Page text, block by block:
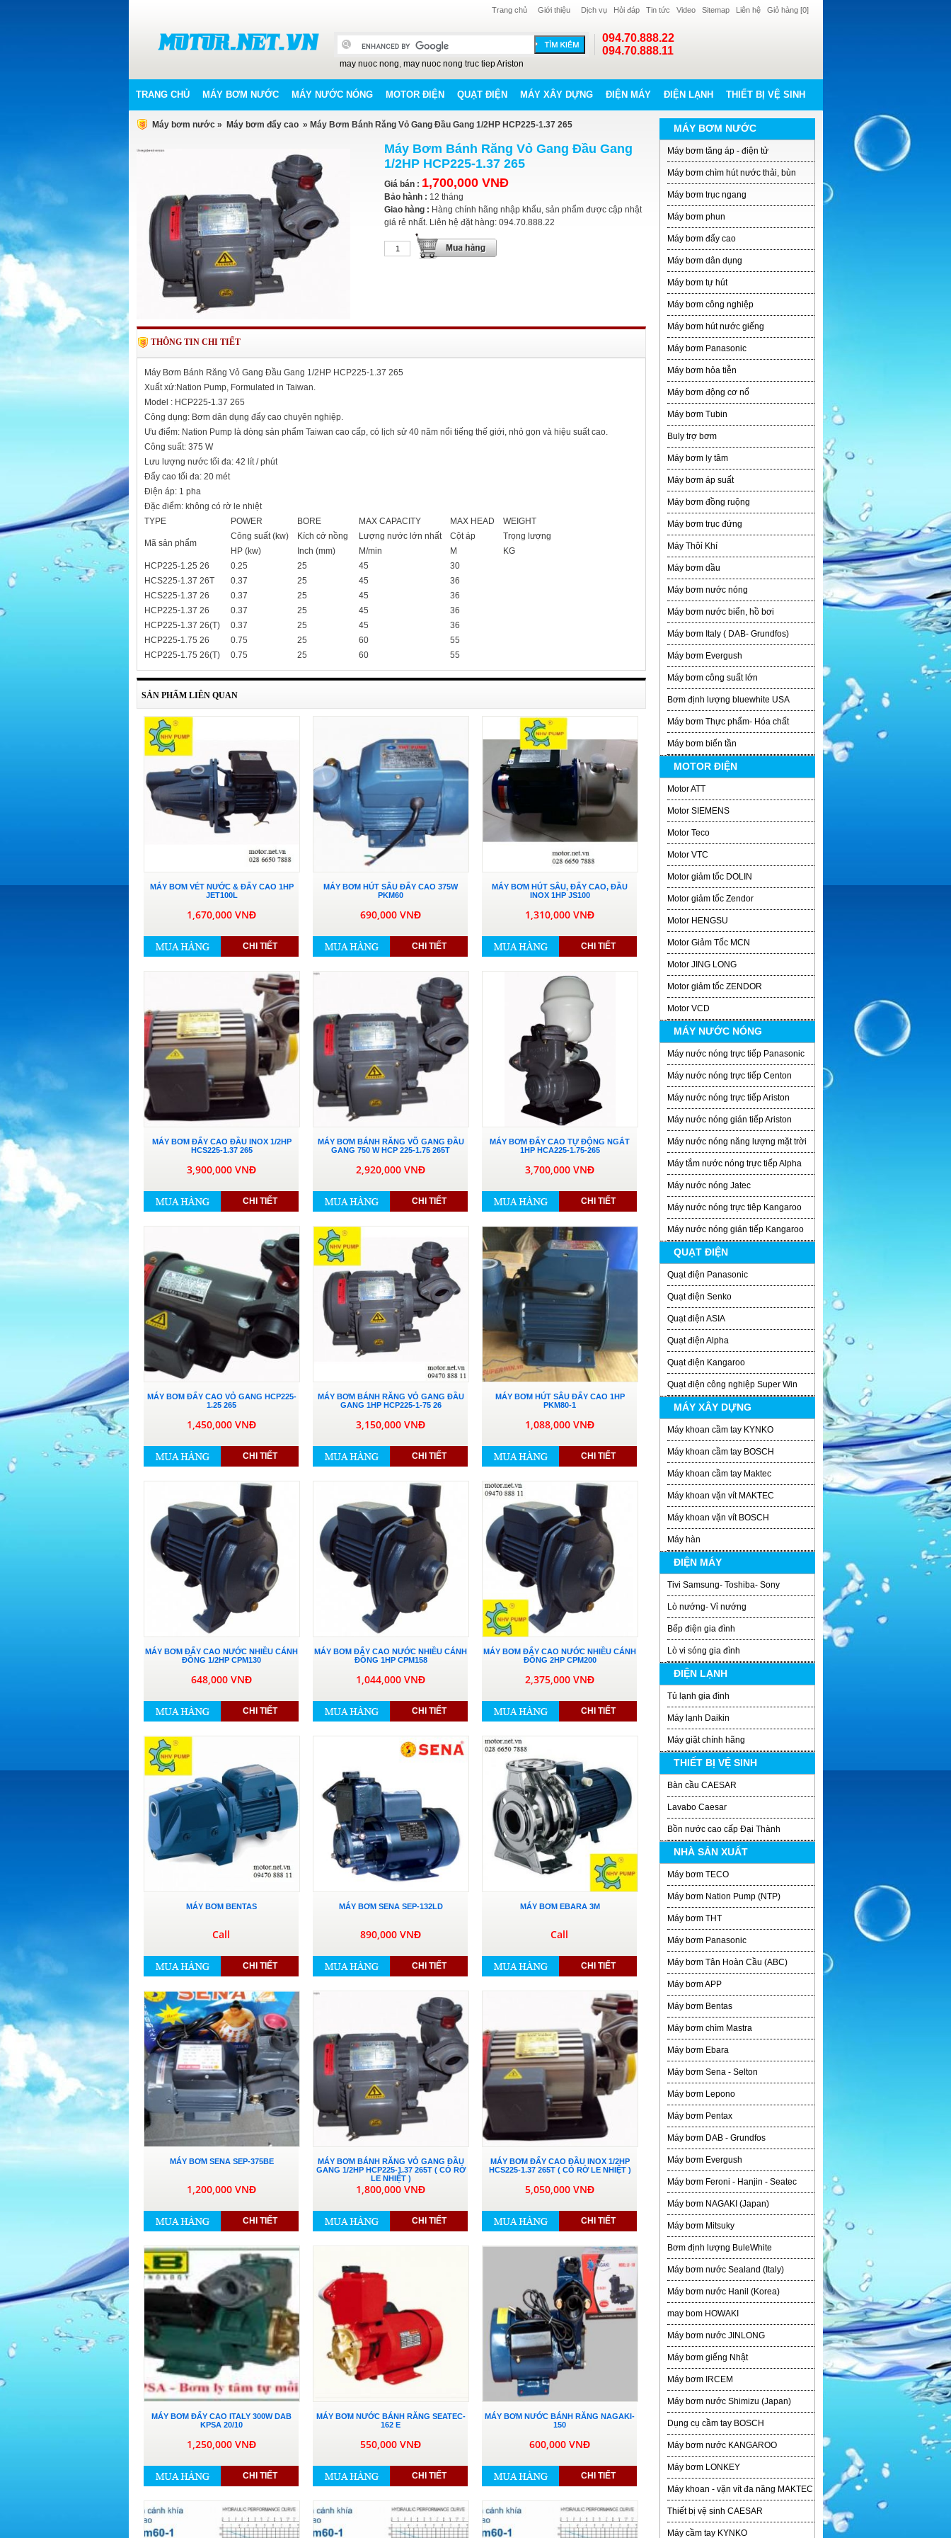
Trang chủ Giới thiệu Dịch vụ Hỏi đáp Tin tức Video Sitemap Liên hệ Giỏ hàng [0]
094.70.888.22
094.70.888.11
may nuoc nong, may nuoc nong truc tiep Ariston
TRANG CHỦ MÁY BƠM NƯỚC MÁY NƯỚC NÓNG MOTOR ĐIỆN QUẠT ĐIỆN MÁY XÂY DỰNG ĐIỆN MÁY ĐIỆN LẠNH THIẾT BỊ VỆ SINH
Máy bơm nước » Máy bơm đẩy cao » Máy Bơm Bánh Răng Vỏ Gang Đầu Gang 1/2HP HCP225-1.37 265
Máy Bơm Bánh Răng Vỏ Gang Đầu Gang
1/2HP HCP225-1.37 265
Giá bán : 1,700,000 VNĐ
Bảo hành : 12 tháng
Giao hàng : Hàng chính hãng nhập khẩu, sản phẩm được cập nhật
giá rẻ nhất. Liên hệ đặt hàng: 094.70.888.22
THÔNG TIN CHI TIẾT
Máy Bơm Bánh Răng Vỏ Gang Đầu Gang 1/2HP HCP225-1.37 265
Xuất xứ:Nation Pump, Formulated in Taiwan.
Model : HCP225-1.37 265
Công dụng: Bơm dân dụng đẩy cao chuyên nghiệp.
Ưu điểm: Nation Pump là dòng sản phẩm Taiwan cao cấp, có lịch sử 40 năm nổi tiếng thế giới, nhỏ gọn và hiệu suất cao.
Công suất: 375 W
Lưu lượng nước tối đa: 42 lít / phút
Đẩy cao tối đa: 20 mét
Điện áp: 1 pha
Đặc điểm: không có rờ le nhiệt
TYPE
POWER BORE MAX CAPACITY MAX HEAD WEIGHT
Mã sản phẩm
Công suất (kw) Kích cở nồng Lượng nước lớn nhất Cột áp
Trọng lượng
HP (kw)
Inch (mm) M/min M
KG
HCP225-1.25 26
0.25 25 45
30
HCS225-1.37 26T
0.37 25 45
36
HCS225-1.37 26
0.37 25 45
36
HCP225-1.37 26
0.37 25 45
36
HCP225-1.37 26(T)
0.37 25 45
36
HCP225-1.75 26
0.75 25 60
55
HCP225-1.75 26(T) 0.75 25 60 55
SẢN PHẨM LIÊN QUAN
MÁY BƠM VÉT NƯỚC & ĐẨY CAO 1HP
JET100L
1,670,000 VNĐ
CHI TIẾT
MÁY BƠM HÚT SÂU ĐẨY CAO 375W
PKM60
690,000 VNĐ
CHI TIẾT
MÁY BƠM HÚT SÂU, ĐẨY CAO, ĐẦU
INOX 1HP JS100
1,310,000 VNĐ
CHI TIẾT
MÁY BƠM ĐẨY CAO ĐẦU INOX 1/2HP
HCS225-1.37 265
3,900,000 VNĐ
CHI TIẾT
MÁY BƠM BÁNH RĂNG VÕ GANG ĐẦU
GANG 750 W HCP 225-1.75 265T
2,920,000 VNĐ
CHI TIẾT
MÁY BƠM ĐẨY CAO TỰ ĐỘNG NGẮT
1HP HCA225-1.75-265
3,700,000 VNĐ
CHI TIẾT
MÁY BƠM ĐẨY CAO VỎ GANG HCP225-
1.25 265
1,450,000 VNĐ
CHI TIẾT
MÁY BƠM BÁNH RĂNG VỎ GANG ĐẦU
GANG 1HP HCP225-1-75 26
3,150,000 VNĐ
CHI TIẾT
MÁY BƠM HÚT SÂU ĐẨY CAO 1HP
PKM80-1
1,088,000 VNĐ
CHI TIẾT
MÁY BƠM ĐẨY CAO NƯỚC NHIỀU CÁNH
ĐỒNG 1/2HP CPM130
648,000 VNĐ
CHI TIẾT
MÁY BƠM ĐẨY CAO NƯỚC NHIỀU CÁNH
ĐỒNG 1HP CPM158
1,044,000 VNĐ
CHI TIẾT
MÁY BƠM ĐẨY CAO NƯỚC NHIỀU CÁNH
ĐỒNG 2HP CPM200
2,375,000 VNĐ
CHI TIẾT
MÁY BƠM BENTAS
Call
CHI TIẾT
MÁY BƠM SENA SEP-132LD
890,000 VNĐ
CHI TIẾT
MÁY BƠM EBARA 3M
Call
CHI TIẾT
MÁY BƠM SENA SEP-375BE
1,200,000 VNĐ
CHI TIẾT
MÁY BƠM BÁNH RĂNG VỎ GANG ĐẦU
GANG 1/2HP HCP225-1.37 265T ( CÓ RỜ
LE NHIỆT )
1,800,000 VNĐ
CHI TIẾT
MÁY BƠM ĐẨY CAO ĐẦU INOX 1/2HP
HCS225-1.37 265T ( CÓ RỜ LE NHIỆT )
5,050,000 VNĐ
CHI TIẾT
MÁY BƠM ĐẨY CAO ITALY 300W DAB
KPSA 20/10
1,250,000 VNĐ
CHI TIẾT
MÁY BƠM NƯỚC BÁNH RĂNG SEATEC-
162 E
550,000 VNĐ
CHI TIẾT
MÁY BƠM NƯỚC BÁNH RĂNG NAGAKI-
150
600,000 VNĐ
CHI TIẾT
MÁY BƠM NƯỚC
Máy bơm tăng áp - điện tử
Máy bơm chìm hút nước thải, bùn
Máy bơm trục ngang
Máy bơm phun
Máy bơm đẩy cao
Máy bơm dân dụng
Máy bơm tự hút
Máy bơm công nghiệp
Máy bơm hút nước giếng
Máy bơm Panasonic
Máy bơm hỏa tiễn
Máy bơm động cơ nổ
Máy bơm Tubin
Buly trợ bơm
Máy bơm ly tâm
Máy bơm áp suất
Máy bơm đồng ruộng
Máy bơm trục đứng
Máy Thôỉ Khí
Máy bơm dầu
Máy bơm nước nóng
Máy bơm nước biển, hồ bơi
Máy bơm Italy ( DAB- Grundfos)
Máy bơm Evergush
Máy bơm công suất lớn
Bơm định lượng bluewhite USA
Máy bơm Thực phẩm- Hóa chất
Máy bơm biến tần
MOTOR ĐIỆN
Motor ATT
Motor SIEMENS
Motor Teco
Motor VTC
Motor giảm tốc DOLIN
Motor giảm tốc Zendor
Motor HENGSU
Motor Giảm Tốc MCN
Motor JING LONG
Motor giảm tốc ZENDOR
Motor VCD
MÁY NƯỚC NÓNG
Máy nước nóng trực tiếp Panasonic
Máy nước nóng trực tiếp Centon
Máy nước nóng trực tiếp Ariston
Máy nước nóng gián tiếp Ariston
Máy nước nóng năng lượng mặt trời
Máy tắm nước nóng trực tiếp Alpha
Máy nước nóng Jatec
Máy nước nóng trực tiêp Kangaroo
Máy nước nóng gián tiếp Kangaroo
QUẠT ĐIỆN
Quạt điện Panasonic
Quạt điện Senko
Quạt điện ASIA
Quạt điện Alpha
Quạt điện Kangaroo
Quạt điện công nghiệp Super Win
MÁY XÂY DỰNG
Máy khoan cầm tay KYNKO
Máy khoan cầm tay BOSCH
Máy khoan cầm tay Maktec
Máy khoan vặn vít MAKTEC
Máy khoan vặn vít BOSCH
Máy hàn
ĐIỆN MÁY
Tivi Samsung- Toshiba- Sony
Lò nướng- Vỉ nướng
Bếp điện gia đình
Lò vi sóng gia đình
ĐIỆN LẠNH
Tủ lạnh gia đình
Máy lạnh Daikin
Máy giặt chính hãng
THIẾT BỊ VỆ SINH
Bàn cầu CAESAR
Lavabo Caesar
Bồn nước cao cấp Đại Thành
NHÀ SẢN XUẤT
Máy bơm TECO
Máy bơm Nation Pump (NTP)
Máy bơm THT
Máy bơm Panasonic
Máy bơm Tân Hoàn Cầu (ABC)
Máy bơm APP
Máy bơm Bentas
Máy bơm chìm Mastra
Máy bơm Ebara
Máy bơm Sena - Selton
Máy bơm Lepono
Máy bơm Pentax
Máy bơm DAB - Grundfos
Máy bơm Evergush
Máy bơm Feroni - Hanjin - Seatec
Máy bơm NAGAKI (Japan)
Máy bơm Mitsuky
Bơm định lượng BuleWhite
Máy bơm nước Sealand (Italy)
Máy bơm nước Hanil (Korea)
may bom HOWAKI
Máy bơm nước JINLONG
Máy bơm giếng Nhật
Máy bơm IRCEM
Máy bơm nước Shimizu (Japan)
Dụng cụ cầm tay BOSCH
Máy bơm nước KANGAROO
Máy bơm LONKEY
Máy khoan - vặn vít đa năng MAKTEC
Thiết bị vệ sinh CAESAR
Máy cầm tay KYNKO